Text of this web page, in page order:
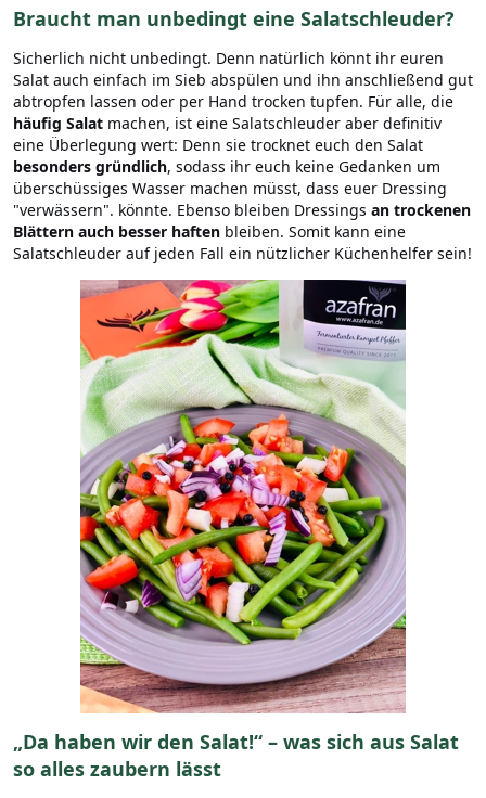
Braucht man unbedingt eine Salatschleuder?
Sicherlich nicht unbedingt. Denn natürlich könnt ihr euren
Salat auch einfach im Sieb abspülen und ihn anschließend gut
abtropfen lassen oder per Hand trocken tupfen. Für alle, die
häufig Salat machen, ist eine Salatschleuder aber definitiv
eine Überlegung wert: Denn sie trocknet euch den Salat
besonders gründlich, sodass ihr euch keine Gedanken um
überschüssiges Wasser machen müsst, dass euer Dressing
"verwässern". könnte. Ebenso bleiben Dressings an trockenen
Blättern auch besser haften bleiben. Somit kann eine
Salatschleuder auf jeden Fall ein nützlicher Küchenhelfer sein!
„Da haben wir den Salat!“ – was sich aus Salat
so alles zaubern lässt